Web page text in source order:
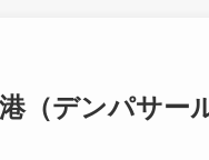
（デンパサー